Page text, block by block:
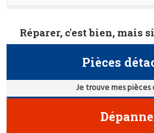
Réparer, c'est bien, mais
Pièces
Je trouve mes